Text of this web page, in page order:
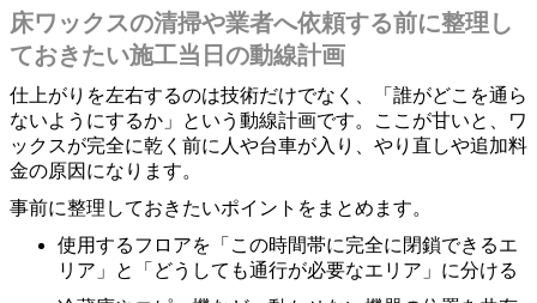
床ワックスの清掃や業者へ依頼する前に整理し
ておきたい施工当日の動線計画
仕上がりを左右するのは技術だけでなく、「誰がどこを通ら
ないようにするか」という動線計画です。ここが甘いと、ワ
ックスが完全に乾く前に人や台車が入り、やり直しや追加料
金の原因になります。
事前に整理しておきたいポイントをまとめます。
使用するフロアを「この時間帯に完全に閉鎖できるエ
リア」と「どうしても通行が必要なエリア」に分ける